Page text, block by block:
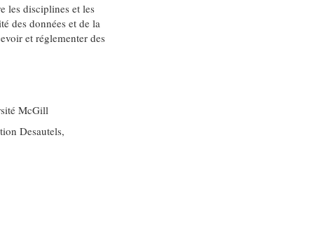
les disciplines et les
des données et de la
et réglementer des
McGill
Desautels,